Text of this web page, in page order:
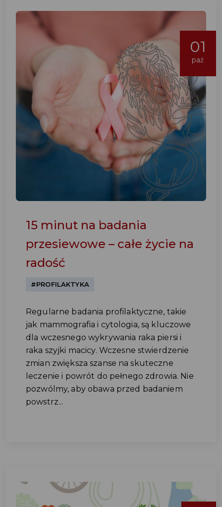
01
paź
15 minut na badania
przesiewowe – całe życie na
radość
#PROFILAKTYKA
Regularne badania profilaktyczne, takie
jak mammografia i cytologia, są kluczowe
dla wczesnego wykrywania raka piersi i
raka szyjki macicy. Wczesne stwierdzenie
zmian zwiększa szanse na skuteczne
leczenie i powrót do pełnego zdrowia. Nie
pozwólmy, aby obawa przed badaniem
powstrz...